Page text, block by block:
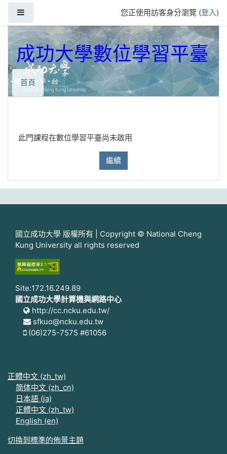
您正使用訪客身分瀏覽 (登入)
成功大學數位學習平臺
首頁
此門課程在數位學習平臺尚未啟用
繼續
國立成功大學 版權所有 | Copyright © National Cheng
Kung University all rights reserved
Site:172.16.249.89
國立成功大學計算機與網路中心
http://cc.ncku.edu.tw/
sfkuo@ncku.edu.tw
(06)275-7575 #61056
正體中文 ‎(zh_tw)‎
简体中文 ‎(zh_cn)‎
日本語 ‎(ja)‎
正體中文 ‎(zh_tw)‎
English ‎(en)‎
切換到標準的佈景主題